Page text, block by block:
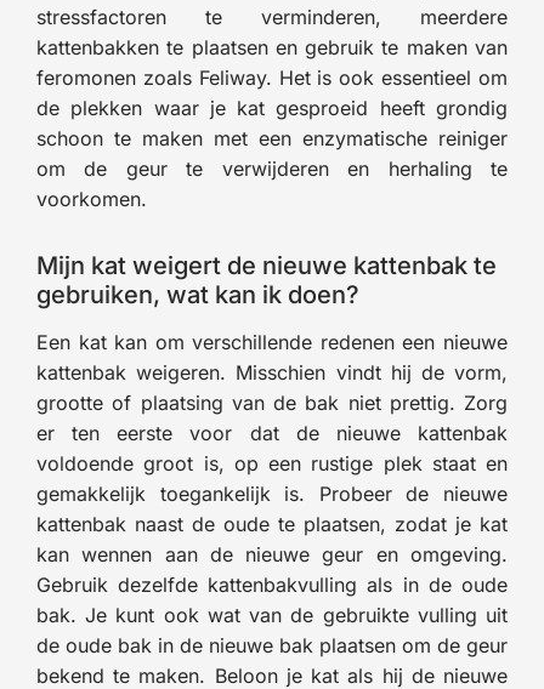
stressfactoren te verminderen, meerdere
kattenbakken te plaatsen en gebruik te maken van
feromonen zoals Feliway. Het is ook essentieel om
de plekken waar je kat gesproeid heeft grondig
schoon te maken met een enzymatische reiniger
om de geur te verwijderen en herhaling te
voorkomen.
Mijn kat weigert de nieuwe kattenbak te
gebruiken, wat kan ik doen?
Een kat kan om verschillende redenen een nieuwe
kattenbak weigeren. Misschien vindt hij de vorm,
grootte of plaatsing van de bak niet prettig. Zorg
er ten eerste voor dat de nieuwe kattenbak
voldoende groot is, op een rustige plek staat en
gemakkelijk toegankelijk is. Probeer de nieuwe
kattenbak naast de oude te plaatsen, zodat je kat
kan wennen aan de nieuwe geur en omgeving.
Gebruik dezelfde kattenbakvulling als in de oude
bak. Je kunt ook wat van de gebruikte vulling uit
de oude bak in de nieuwe bak plaatsen om de geur
bekend te maken. Beloon je kat als hij de nieuwe